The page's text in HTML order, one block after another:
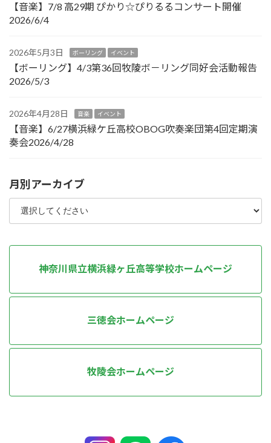
【音楽】7/8 高29期 ぴかり☆ぴりるるコンサート開催
2026/6/4
2026年5月3日 ボーリング イベント
【ボーリング】4/3第36回牧陵ボ－リング同好会活動報告
2026/5/3
2026年4月28日 音楽 イベント
【音楽】6/27横浜緑ケ丘高校OBOG吹奏楽団第4回定期演
奏会2026/4/28
月別アーカイブ
神奈川県立横浜緑ヶ丘高等学校ホームページ
三徳会ホームページ
牧陵会ホームページ